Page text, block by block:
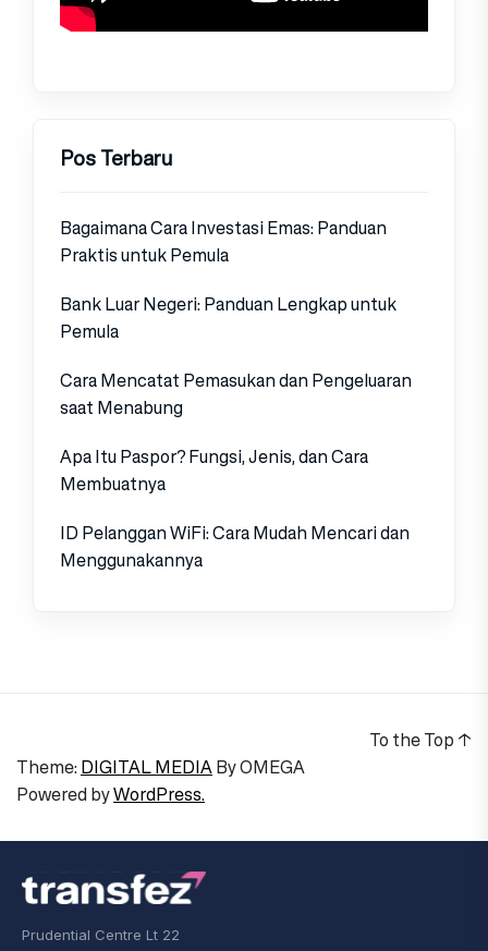
Pos Terbaru
Bagaimana Cara Investasi Emas: Panduan
Praktis untuk Pemula
Bank Luar Negeri: Panduan Lengkap untuk
Pemula
Cara Mencatat Pemasukan dan Pengeluaran
saat Menabung
Apa Itu Paspor? Fungsi, Jenis, dan Cara
Membuatnya
ID Pelanggan WiFi: Cara Mudah Mencari dan
Menggunakannya
Theme: DIGITAL MEDIAByOMEGA
Powered byWordPress.
To the Top ↑
Prudential Centre Lt 22